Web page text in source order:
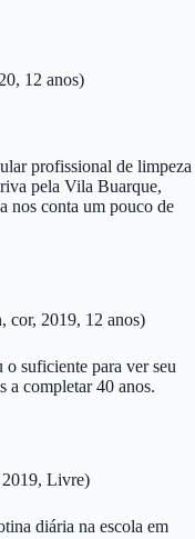
12 anos)
profissional de limpeza
pela Vila Buarque,
nos conta um pouco de
cor, 2019, 12 anos)
suficiente para ver seu
a completar 40 anos.
Livre)
diária na escola em